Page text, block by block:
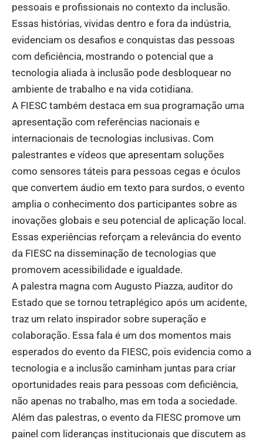
pessoais e profissionais no contexto da inclusão.
Essas histórias, vividas dentro e fora da indústria,
evidenciam os desafios e conquistas das pessoas
com deficiência, mostrando o potencial que a
tecnologia aliada à inclusão pode desbloquear no
ambiente de trabalho e na vida cotidiana.
A FIESC também destaca em sua programação uma
apresentação com referências nacionais e
internacionais de tecnologias inclusivas. Com
palestrantes e vídeos que apresentam soluções
como sensores táteis para pessoas cegas e óculos
que convertem áudio em texto para surdos, o evento
amplia o conhecimento dos participantes sobre as
inovações globais e seu potencial de aplicação local.
Essas experiências reforçam a relevância do evento
da FIESC na disseminação de tecnologias que
promovem acessibilidade e igualdade.
A palestra magna com Augusto Piazza, auditor do
Estado que se tornou tetraplégico após um acidente,
traz um relato inspirador sobre superação e
colaboração. Essa fala é um dos momentos mais
esperados do evento da FIESC, pois evidencia como a
tecnologia e a inclusão caminham juntas para criar
oportunidades reais para pessoas com deficiência,
não apenas no trabalho, mas em toda a sociedade.
Além das palestras, o evento da FIESC promove um
painel com lideranças institucionais que discutem as